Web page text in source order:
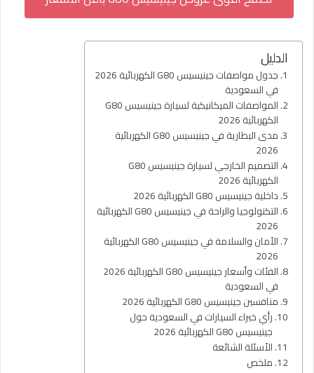
الدليل
جدول مواصفات جينيسيس G80 الكهربائية 2026
في السعودية
المواصفات الميكانيكية لسيارة جينيسيس G80
الكهربائية 2026
مدى البطارية في جينيسيس G80 الكهربائية
2026
التصميم الخارجي لسيارة جينيسيس G80
الكهربائية 2026
داخلية جينيسيس G80 الكهربائية 2026
التكنولوجيا والراحة في جينيسيس G80 الكهربائية
2026
الأمان والسلامة في جينيسيس G80 الكهربائية
2026
الفئات وأسعار جينيسيس G80 الكهربائية 2026
في السعودية
منافسين جينيسيس G80 الكهربائية 2026
رأي خبراء السيارات في السعودية حول
جينيسيس G80 الكهربائية 2026
الأسئلة الشائعة
ملخص